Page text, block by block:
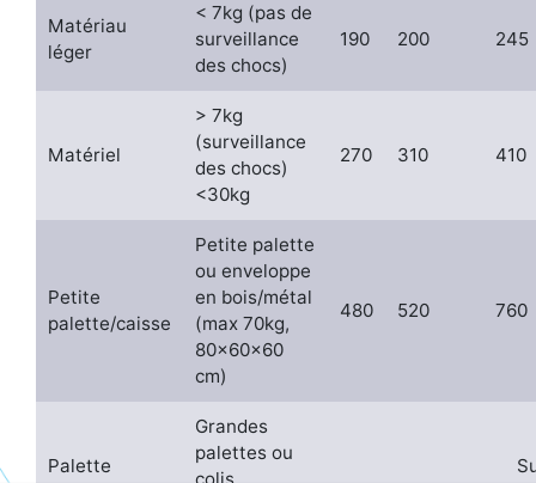
Matériau
léger
< 7kg (pas de
surveillance
des chocs)
190 200 245
Matériel
> 7kg
(surveillance
des chocs)
<30kg
270 310 410
Petite
palette/caisse
Petite palette
ou enveloppe
en bois/métal
(max 70kg,
80x60x60
cm)
480 520 760
Palette
Grandes
palettes ou